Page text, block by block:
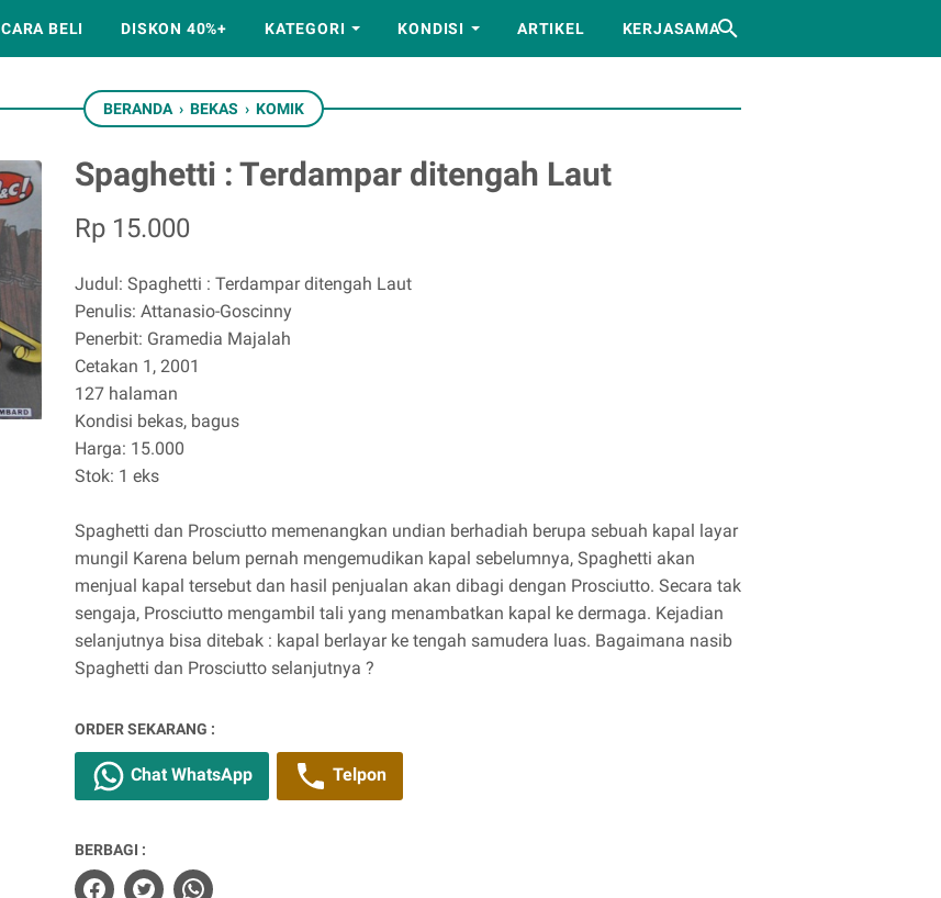
CARA BELI DISKON 40%+ KATEGORI KONDISI ARTIKEL KERJASAMA
BERANDA › BEKAS › KOMIK
Spaghetti : Terdampar ditengah Laut
Rp 15.000
Judul: Spaghetti : Terdampar ditengah Laut
Penulis: Attanasio-Goscinny
Penerbit: Gramedia Majalah
Cetakan 1, 2001
127 halaman
Kondisi bekas, bagus
Harga: 15.000
Stok: 1 eks
Spaghetti dan Prosciutto memenangkan undian berhadiah berupa sebuah kapal layar
mungil Karena belum pernah mengemudikan kapal sebelumnya, Spaghetti akan
menjual kapal tersebut dan hasil penjualan akan dibagi dengan Prosciutto. Secara tak
sengaja, Prosciutto mengambil tali yang menambatkan kapal ke dermaga. Kejadian
selanjutnya bisa ditebak : kapal berlayar ke tengah samudera luas. Bagaimana nasib
Spaghetti dan Prosciutto selanjutnya ?
ORDER SEKARANG :
Chat WhatsApp Telpon
BERBAGI :